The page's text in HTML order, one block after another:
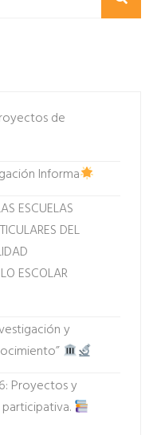
de
Informa
ESCUELAS
DEL
ESCOLAR
y
Proyectos y